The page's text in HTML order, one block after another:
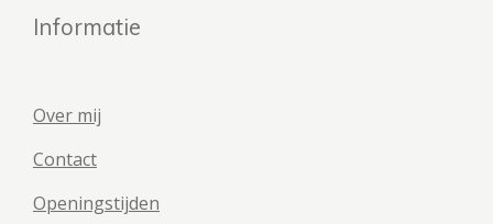
Informatie
Over mij
Contact
Openingstijden